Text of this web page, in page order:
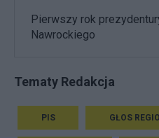
Pierwszy rok
Nawrockiego
Tematy Redakcja
PIS GŁOS